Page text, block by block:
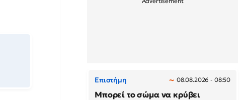
Επιστήμη 08.08.2026 - 08:50
Μπορεί το σώμα να κρύβει